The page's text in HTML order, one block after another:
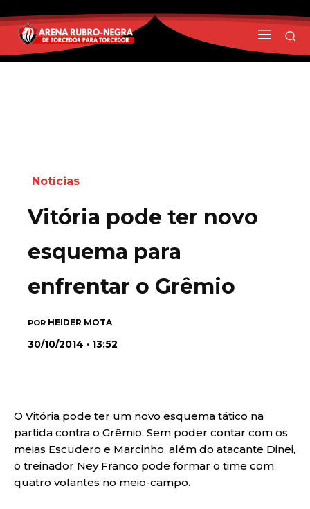
Notícias
Vitória pode ter novo
esquema para
enfrentar o Grêmio
POR HEIDER MOTA
30/10/2014 · 13:52
O Vitória pode ter um novo esquema tático na
partida contra o Grêmio. Sem poder contar com os
meias Escudero e Marcinho, além do atacante Dinei,
o treinador Ney Franco pode formar o time com
quatro volantes no meio-campo.